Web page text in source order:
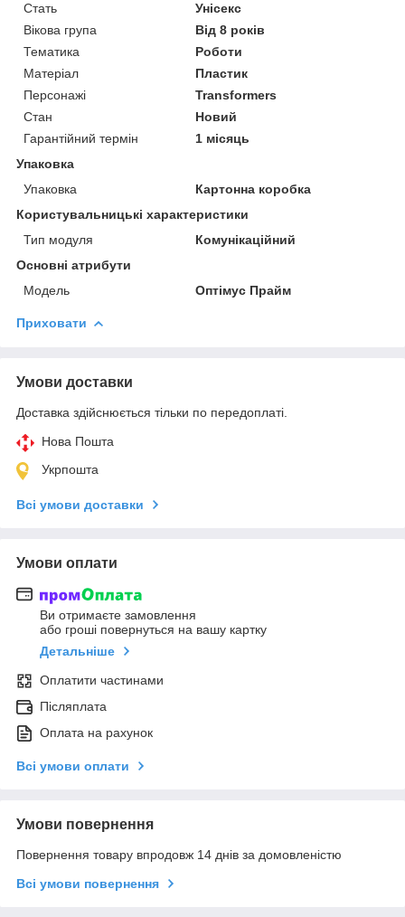
Стать
Унісекс
Вікова група
Від 8 років
Тематика
Роботи
Матеріал
Пластик
Персонажі
Transformers
Стан
Новий
Гарантійний термін
1 місяць
Упаковка
Упаковка
Картонна коробка
Користувальницькі характеристики
Тип модуля
Комунікаційний
Основні атрибути
Модель
Оптімус Прайм
Приховати
Умови доставки
Доставка здійснюється тільки по передоплаті.
Нова Пошта
Укрпошта
Всі умови доставки
Умови оплати
Ви отримаєте замовлення
або гроші повернуться на вашу картку
Детальніше
Оплатити частинами
Післяплата
Оплата на рахунок
Всі умови оплати
Умови повернення
Повернення товару впродовж 14 днів за домовленістю
Всі умови повернення